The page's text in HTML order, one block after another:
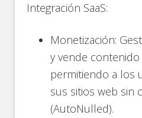
Integración SaaS:
Monetización:
y vende
permitiendo a los
sus sitios web sin
(AutoNulled)​.